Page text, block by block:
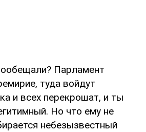
Парламент
туда войдут
и всех перекрошат, и ты
Но что ему не
небезызвестный